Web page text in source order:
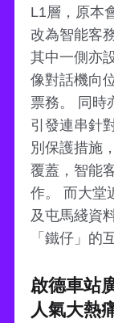
L1層，原本
改為智能客
其中一側亦
像對話機向
票務。 同時
引發連串針
別保護措施
覆蓋，智能
作。 而大堂
及屯馬綫資
「鐵仔」的
啟德車站
人氣大熱